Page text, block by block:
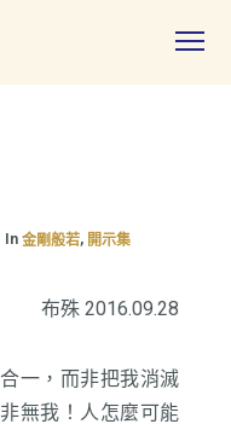
In 金剛般若, 開示集
布殊 2016.09.28
一，而非把我消滅
無我！人怎麼可能